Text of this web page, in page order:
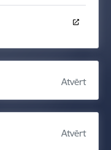
Atvērt
Atvērt